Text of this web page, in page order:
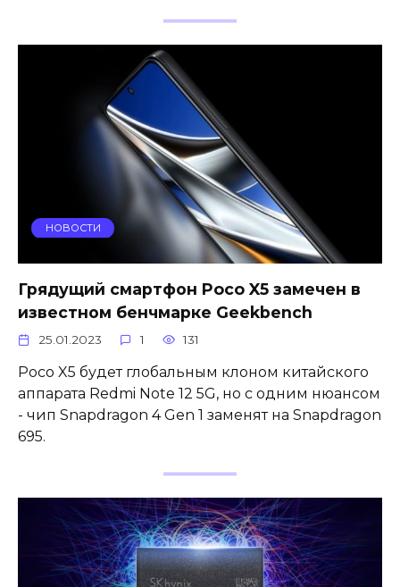
НОВОСТИ
Грядущий смартфон Poco X5 замечен в
известном бенчмарке Geekbench
25.01.2023 1 131
Poco X5 будет глобальным клоном китайского
аппарата Redmi Note 12 5G, но с одним нюансом
- чип Snapdragon 4 Gen 1 заменят на Snapdragon
695.